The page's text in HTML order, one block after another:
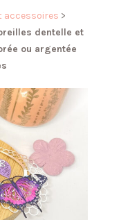
accessoires >
dentelle et
ou argentée